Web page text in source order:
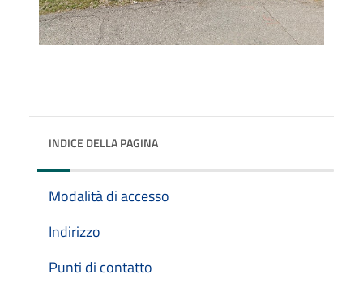
INDICE DELLA PAGINA
Modalità di accesso
Indirizzo
Punti di contatto